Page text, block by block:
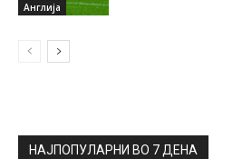
Англија
НАЈПОПУЛАРНИ ВО 7 ДЕНА